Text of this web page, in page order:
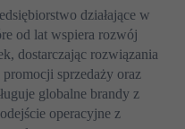
działające w
od lat wspiera rozwój
dostarczając rozwiązania
promocji sprzedaży oraz
globalne brandy z
operacyjne z